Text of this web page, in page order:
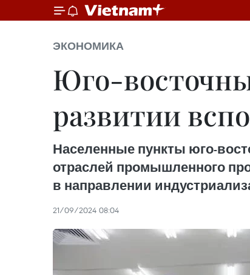
ЭКОНОМИКА
Юго-
развитии
Населенные пункты юго-
отраслей промышленного
в направлении
21/09/2024 08:04